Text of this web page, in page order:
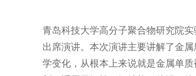
青岛科技大学高分子聚合物研究院
出席演讲。本次演讲主要讲解了金
学变化，从根本上来说就是金属单